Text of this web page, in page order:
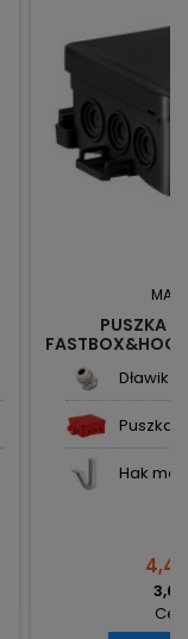
PUSZKA
Dławik
Puszka
Hak
4,48